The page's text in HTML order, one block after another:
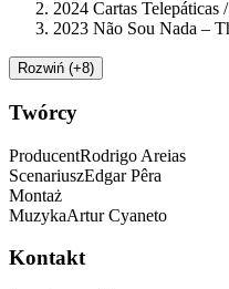
2024 Cartas Telepáticas
2023 Não Sou Nada –
Rozwiń (+8)
Twórcy
ProducentRodrigo Areias
ScenariuszEdgar Pêra
Montaż
MuzykaArtur Cyaneto
Kontakt